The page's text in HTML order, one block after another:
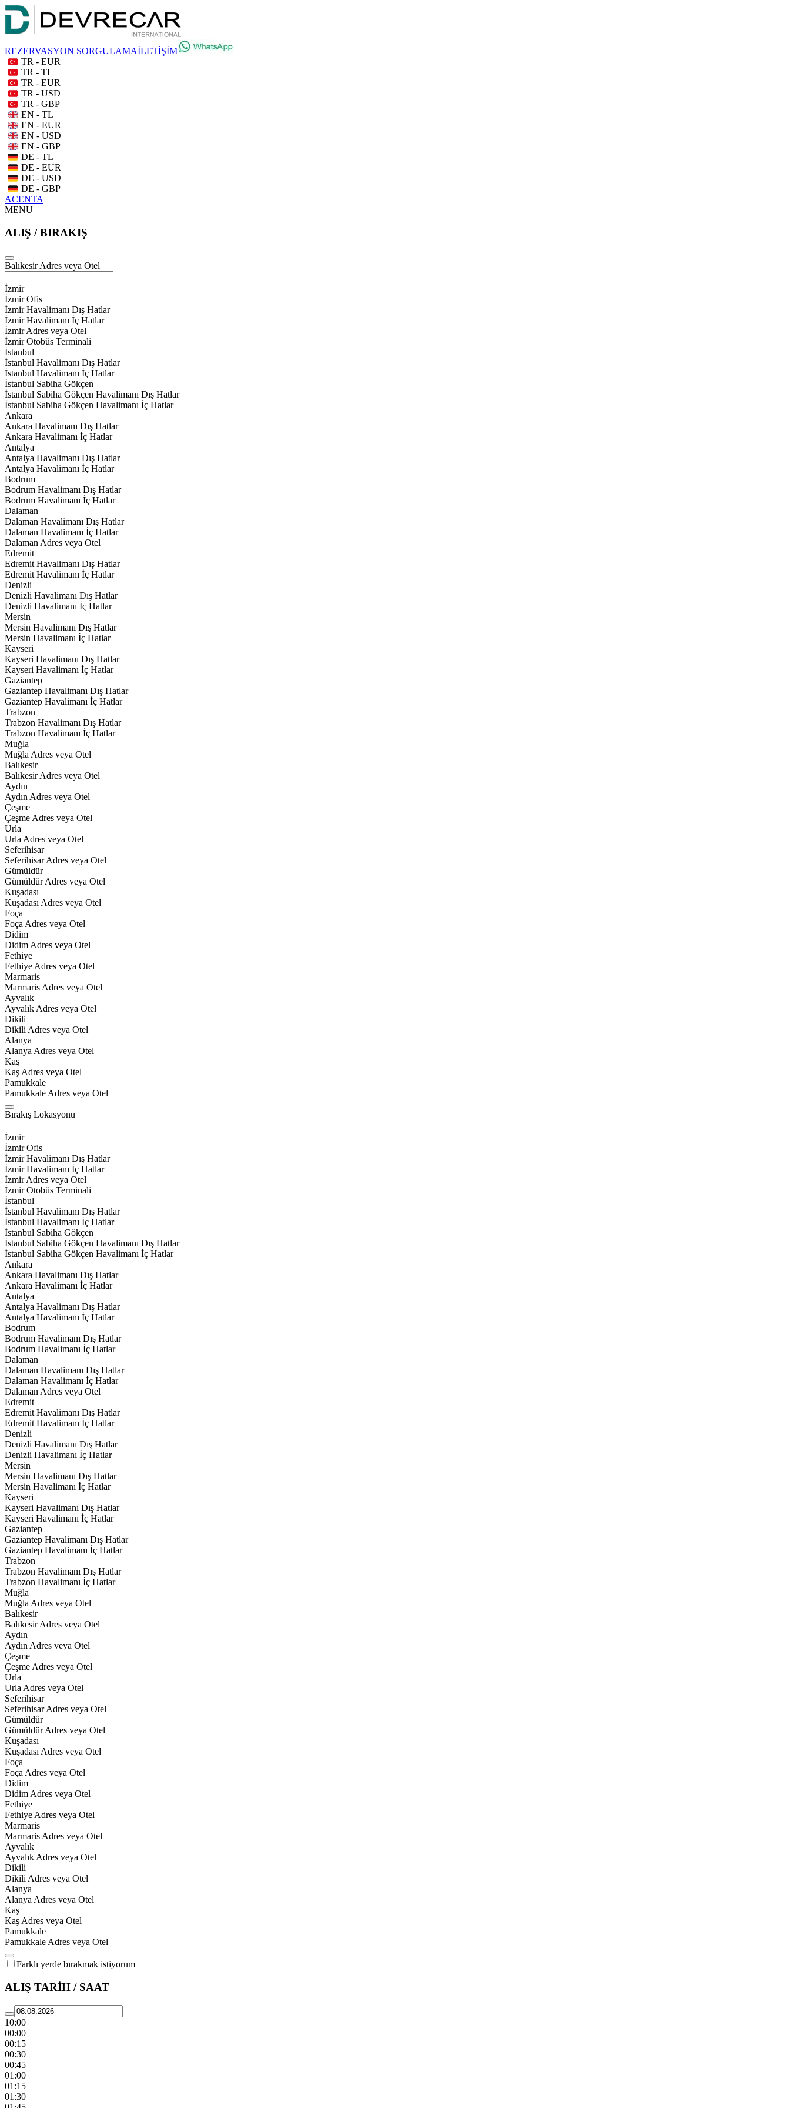
REZERVASYON SORGULAMAİLETİŞİM
TR - EUR
TR - TL
TR - EUR
TR - USD
TR - GBP
EN - TL
EN - EUR
EN - USD
EN - GBP
DE - TL
DE - EUR
DE - USD
DE - GBP
ACENTA
MENU
ALIŞ / BIRAKIŞ
Balıkesir Adres veya Otel
İzmir
İzmir Ofis
İzmir Havalimanı Dış Hatlar
İzmir Havalimanı İç Hatlar
İzmir Adres veya Otel
İzmir Otobüs Terminali
İstanbul
İstanbul Havalimanı Dış Hatlar
İstanbul Havalimanı İç Hatlar
İstanbul Sabiha Gökçen
İstanbul Sabiha Gökçen Havalimanı Dış Hatlar
İstanbul Sabiha Gökçen Havalimanı İç Hatlar
Ankara
Ankara Havalimanı Dış Hatlar
Ankara Havalimanı İç Hatlar
Antalya
Antalya Havalimanı Dış Hatlar
Antalya Havalimanı İç Hatlar
Bodrum
Bodrum Havalimanı Dış Hatlar
Bodrum Havalimanı İç Hatlar
Dalaman
Dalaman Havalimanı Dış Hatlar
Dalaman Havalimanı İç Hatlar
Dalaman Adres veya Otel
Edremit
Edremit Havalimanı Dış Hatlar
Edremit Havalimanı İç Hatlar
Denizli
Denizli Havalimanı Dış Hatlar
Denizli Havalimanı İç Hatlar
Mersin
Mersin Havalimanı Dış Hatlar
Mersin Havalimanı İç Hatlar
Kayseri
Kayseri Havalimanı Dış Hatlar
Kayseri Havalimanı İç Hatlar
Gaziantep
Gaziantep Havalimanı Dış Hatlar
Gaziantep Havalimanı İç Hatlar
Trabzon
Trabzon Havalimanı Dış Hatlar
Trabzon Havalimanı İç Hatlar
Muğla
Muğla Adres veya Otel
Balıkesir
Balıkesir Adres veya Otel
Aydın
Aydın Adres veya Otel
Çeşme
Çeşme Adres veya Otel
Urla
Urla Adres veya Otel
Seferihisar
Seferihisar Adres veya Otel
Gümüldür
Gümüldür Adres veya Otel
Kuşadası
Kuşadası Adres veya Otel
Foça
Foça Adres veya Otel
Didim
Didim Adres veya Otel
Fethiye
Fethiye Adres veya Otel
Marmaris
Marmaris Adres veya Otel
Ayvalık
Ayvalık Adres veya Otel
Dikili
Dikili Adres veya Otel
Alanya
Alanya Adres veya Otel
Kaş
Kaş Adres veya Otel
Pamukkale
Pamukkale Adres veya Otel
Bırakış Lokasyonu
İzmir
İzmir Ofis
İzmir Havalimanı Dış Hatlar
İzmir Havalimanı İç Hatlar
İzmir Adres veya Otel
İzmir Otobüs Terminali
İstanbul
İstanbul Havalimanı Dış Hatlar
İstanbul Havalimanı İç Hatlar
İstanbul Sabiha Gökçen
İstanbul Sabiha Gökçen Havalimanı Dış Hatlar
İstanbul Sabiha Gökçen Havalimanı İç Hatlar
Ankara
Ankara Havalimanı Dış Hatlar
Ankara Havalimanı İç Hatlar
Antalya
Antalya Havalimanı Dış Hatlar
Antalya Havalimanı İç Hatlar
Bodrum
Bodrum Havalimanı Dış Hatlar
Bodrum Havalimanı İç Hatlar
Dalaman
Dalaman Havalimanı Dış Hatlar
Dalaman Havalimanı İç Hatlar
Dalaman Adres veya Otel
Edremit
Edremit Havalimanı Dış Hatlar
Edremit Havalimanı İç Hatlar
Denizli
Denizli Havalimanı Dış Hatlar
Denizli Havalimanı İç Hatlar
Mersin
Mersin Havalimanı Dış Hatlar
Mersin Havalimanı İç Hatlar
Kayseri
Kayseri Havalimanı Dış Hatlar
Kayseri Havalimanı İç Hatlar
Gaziantep
Gaziantep Havalimanı Dış Hatlar
Gaziantep Havalimanı İç Hatlar
Trabzon
Trabzon Havalimanı Dış Hatlar
Trabzon Havalimanı İç Hatlar
Muğla
Muğla Adres veya Otel
Balıkesir
Balıkesir Adres veya Otel
Aydın
Aydın Adres veya Otel
Çeşme
Çeşme Adres veya Otel
Urla
Urla Adres veya Otel
Seferihisar
Seferihisar Adres veya Otel
Gümüldür
Gümüldür Adres veya Otel
Kuşadası
Kuşadası Adres veya Otel
Foça
Foça Adres veya Otel
Didim
Didim Adres veya Otel
Fethiye
Fethiye Adres veya Otel
Marmaris
Marmaris Adres veya Otel
Ayvalık
Ayvalık Adres veya Otel
Dikili
Dikili Adres veya Otel
Alanya
Alanya Adres veya Otel
Kaş
Kaş Adres veya Otel
Pamukkale
Pamukkale Adres veya Otel
Farklı yerde bırakmak istiyorum
ALIŞ TARİH / SAAT
10:00
00:00
00:15
00:30
00:45
01:00
01:15
01:30